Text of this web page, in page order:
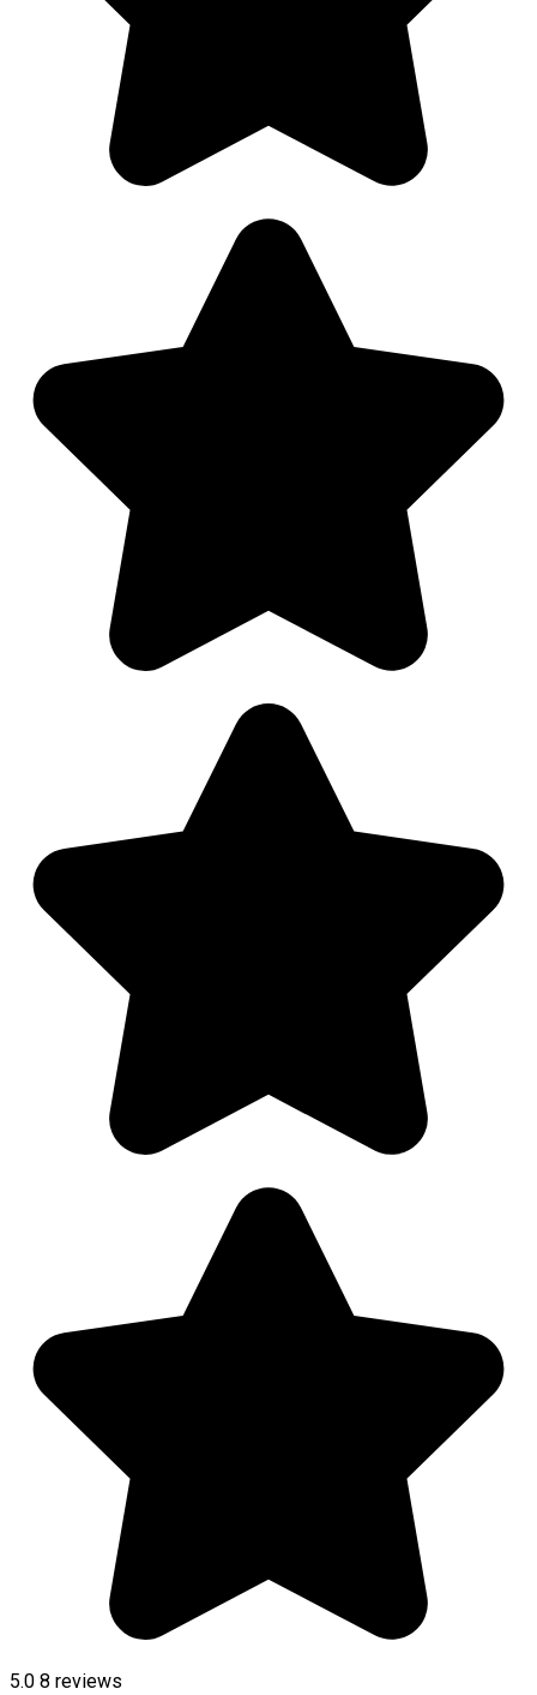
5.0 8 reviews